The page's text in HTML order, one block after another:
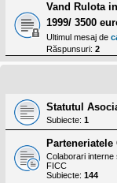
e
r
u
o
t
i
a
u
o
r
u
Vand Rulota
1999/ 3500
Ultimul mesaj de
Răspunsuri: 2
Statutul
Subiecte: 1
Colaborari interne
FICC
Subiecte: 144